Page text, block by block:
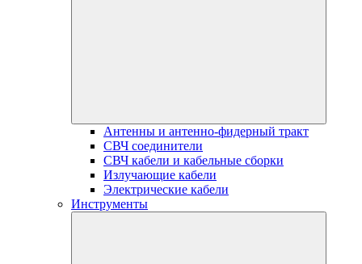
Антенны и антенно-фидерный тракт
СВЧ соединители
СВЧ кабели и кабельные сборки
Излучающие кабели
Электрические кабели
Инструменты